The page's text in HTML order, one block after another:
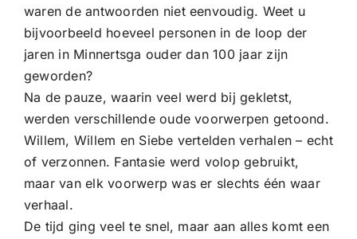
waren de antwoorden niet eenvoudig. Weet u
bijvoorbeeld hoeveel personen in de loop der
jaren in Minnertsga ouder dan 100 jaar zijn
geworden?
Na de pauze, waarin veel werd bij gekletst,
werden verschillende oude voorwerpen getoond.
Willem, Willem en Siebe vertelden verhalen – echt
of verzonnen. Fantasie werd volop gebruikt,
maar van elk voorwerp was er slechts één waar
verhaal.
De tijd ging veel te snel, maar aan alles komt een